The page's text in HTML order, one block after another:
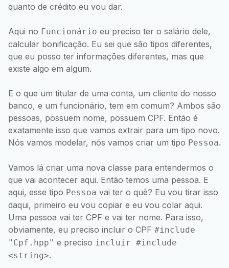
quanto de crédito eu vou dar.
Aqui no Funcionário eu preciso ter o salário dele,
calcular bonificação. Eu sei que são tipos diferentes,
que eu posso ter informações diferentes, mas que
existe algo em algum.
E o que um titular de uma conta, um cliente do nosso
banco, e um funcionário, tem em comum? Ambos são
pessoas, possuem nome, possuem CPF. Então é
exatamente isso que vamos extrair para um tipo novo.
Nós vamos modelar, nós vamos criar um tipo Pessoa.
Vamos lá criar uma nova classe para entendermos o
que vai acontecer aqui. Então temos uma pessoa. E
aqui, esse tipo Pessoa vai ter o quê? Eu vou tirar isso
daqui, primeiro eu vou copiar e eu vou colar aqui.
Uma pessoa vai ter CPF e vai ter nome. Para isso,
obviamente, eu preciso incluir o CPF #include
"Cpf.hpp" e preciso incluir #include
<string>.